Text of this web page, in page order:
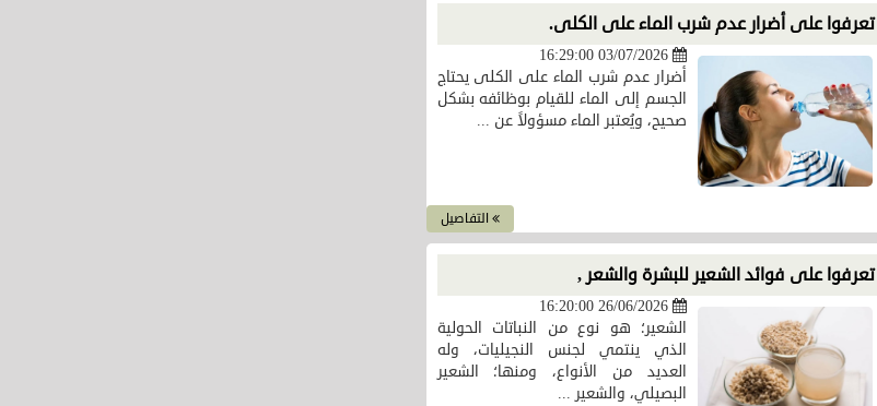
تعرفوا على أضرار عدم شرب الماء على الكلى.
03/07/2026 16:29:00
أضرار عدم شرب الماء على الكلى يحتاج
الجسم إلى الماء للقيام بوظائفه بشكل
صحيح، ويُعتبر الماء مسؤولاً عن ...
التفاصيل
تعرفوا على فوائد الشعير للبشرة والشعر ,
26/06/2026 16:20:00
الشعير؛ هو نوع من النباتات الحولية
الذي ينتمي لجنس النجيليات، وله
العديد من الأنواع، ومنها؛ الشعير
البصيلي، والشعير ...